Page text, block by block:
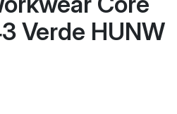
Verde HUNW